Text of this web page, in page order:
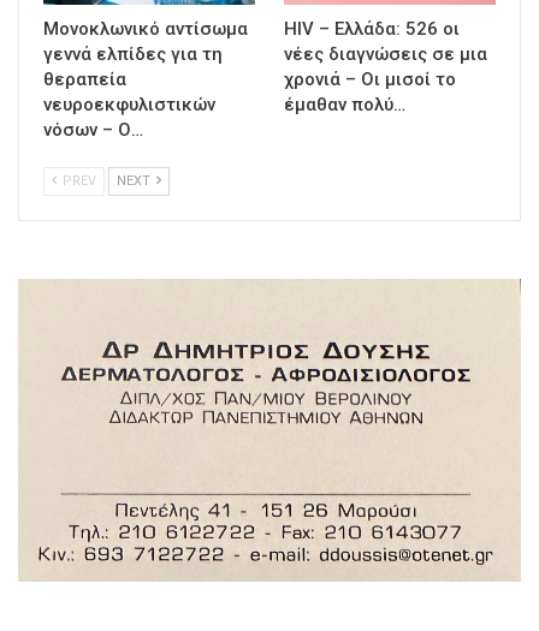
Μονοκλωνικό αντίσωμα
γεννά ελπίδες για τη
θεραπεία
νευροεκφυλιστικών
νόσων – Ο…
HIV – Ελλάδα: 526 οι
νέες διαγνώσεις σε μια
χρονιά – Οι μισοί το
έμαθαν πολύ…
PREV NEXT